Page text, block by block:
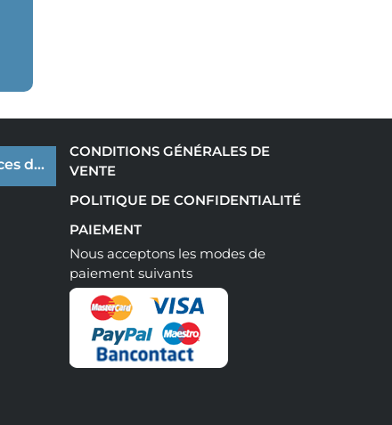
de cookies
CONDITIONS GÉNÉRALES DE
VENTE
POLITIQUE DE CONFIDENTIALITÉ
PAIEMENT
Nous acceptons les modes de
paiement suivants